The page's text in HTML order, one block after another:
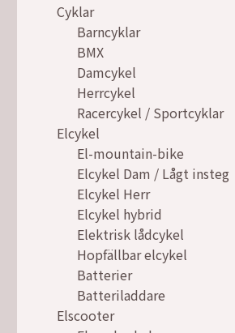
Cyklar
Barncyklar
BMX
Damcykel
Herrcykel
Racercykel / Sportcyklar
Elcykel
El-mountain-bike
Elcykel Dam / Lågt insteg
Elcykel Herr
Elcykel hybrid
Elektrisk lådcykel
Hopfällbar elcykel
Batterier
Batteriladdare
Elscooter